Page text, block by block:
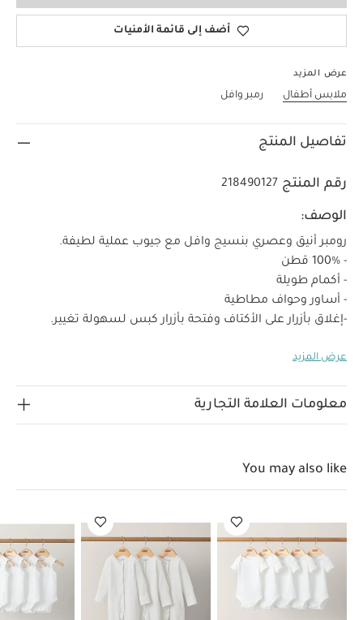
أضف إلى قائمة الأمنيات
عرض المزيد
ملابس أطفال رمبر وافل
تفاصيل المنتج
رقم المنتج 218490127
الوصف:
رومبر أنيق وعصري بنسيج وافل مع جيوب عملية لطيفة.
- 100% قطن
- أكمام طويلة
- أساور وحواف مطاطية
-إغلاق بأزرار على الأكتاف وفتحة بأزرار كبس لسهولة تغيير.
" قماش ناعم بملمس وافل
حواف: 97% قطن 3% إيلاستين"
كي على درجة حرارة منخفضة"
قصيرة قماش عضوي بلون أبيض - 5 قطع
طقم بيجاما قطعة واحدة
عضوية بلون أبيض - 3 قطع
طقم ألبسة قطعة واحدة بدون أكمام قماش
عضوي بلون أبيض - 5 قطع
رومبر مقسم بألوان
أفرول قصير بنقشة وايلد
ويست
عرض المزيد
معلومات العلامة التجارية
You may also like